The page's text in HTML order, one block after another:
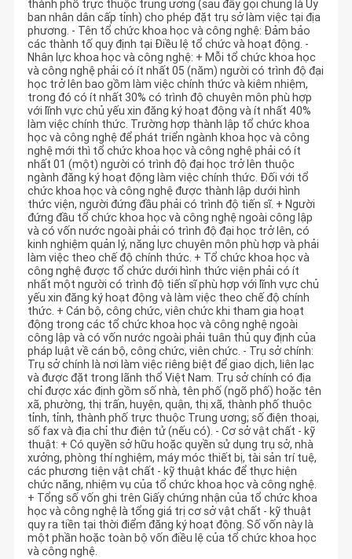
thành phố trực thuộc trung ương (sau đây gọi chung là Ủy
ban nhân dân cấp tỉnh) cho phép đặt trụ sở làm việc tại địa
phương. - Tên tổ chức khoa học và công nghệ: Đảm bảo
các thành tố quy định tại Điều lệ tổ chức và hoạt động. -
Nhân lực khoa học và công nghệ: + Mỗi tổ chức khoa học
và công nghệ phải có ít nhất 05 (năm) người có trình độ đại
học trở lên bao gồm làm việc chính thức và kiêm nhiệm,
trong đó có ít nhất 30% có trình độ chuyên môn phù hợp
với lĩnh vực chủ yếu xin đăng ký hoạt động và ít nhất 40%
làm việc chính thức. Trường hợp thành lập tổ chức khoa
học và công nghệ để phát triển ngành khoa học và công
nghệ mới thì tổ chức khoa học và công nghệ phải có ít
nhất 01 (một) người có trình độ đại học trở lên thuộc
ngành đăng ký hoạt động làm việc chính thức. Đối với tổ
chức khoa học và công nghệ được thành lập dưới hình
thức viện, người đứng đầu phải có trình độ tiến sĩ. + Người
đứng đầu tổ chức khoa học và công nghệ ngoài công lập
và có vốn nước ngoài phải có trình độ đại học trở lên, có
kinh nghiệm quản lý, năng lực chuyên môn phù hợp và phải
làm việc theo chế độ chính thức. + Tổ chức khoa học và
công nghệ được tổ chức dưới hình thức viện phải có ít
nhất một người có trình độ tiến sĩ phù hợp với lĩnh vực chủ
yếu xin đăng ký hoạt động và làm việc theo chế độ chính
thức. + Cán bộ, công chức, viên chức khi tham gia hoạt
động trong các tổ chức khoa học và công nghệ ngoài
công lập và có vốn nước ngoài phải tuân thủ quy định của
pháp luật về cán bộ, công chức, viên chức. - Trụ sở chính:
Trụ sở chính là nơi làm việc riêng biệt để giao dịch, liên lạc
và được đặt trong lãnh thổ Việt Nam. Trụ sở chính có địa
chỉ được xác định gồm số nhà, tên phố (ngõ phố) hoặc tên
xã, phường, thị trấn, huyện, quận, thị xã, thành phố thuộc
tỉnh, tỉnh, thành phố trực thuộc Trung ương; số điện thoại,
số fax và địa chỉ thư điện tử (nếu có). - Cơ sở vật chất - kỹ
thuật: + Có quyền sở hữu hoặc quyền sử dụng trụ sở, nhà
xưởng, phòng thí nghiệm, máy móc thiết bị, tài sản trí tuệ,
các phương tiện vật chất - kỹ thuật khác để thực hiện
chức năng, nhiệm vụ của tổ chức khoa học và công nghệ.
+ Tổng số vốn ghi trên Giấy chứng nhận của tổ chức khoa
học và công nghệ là tổng giá trị cơ sở vật chất - kỹ thuật
quy ra tiền tại thời điểm đăng ký hoạt động. Số vốn này là
một phần hoặc toàn bộ vốn điều lệ của tổ chức khoa học
và công nghệ.